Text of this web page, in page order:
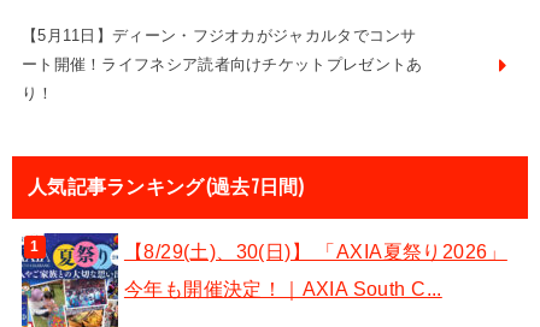
【5月11日】ディーン・フジオカがジャカルタでコンサ
ート開催！ライフネシア読者向けチケットプレゼントあ
り！
人気記事ランキング(過去7日間)
【8/29(土)、30(日)】 「AXIA夏祭り2026」
今年も開催決定！｜AXIA South C...